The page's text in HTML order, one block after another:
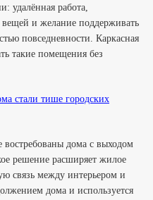
удалённая работа,
вещей и желание поддерживать
повседневности. Каркасная
такие помещения без
стали тише городских
востребованы дома с выходом
решение расширяет жилое
связь между интерьером и
дома и используется